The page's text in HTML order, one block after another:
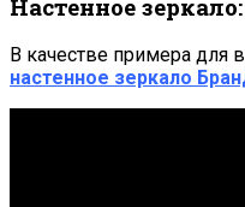
Настенное
В качестве примера для
настенное зеркало